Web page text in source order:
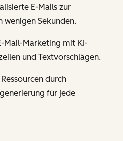
E-Mails zur
wenigen Sekunden.
Mail-Marketing mit KI-
und Textvorschlägen.
durch
für jede